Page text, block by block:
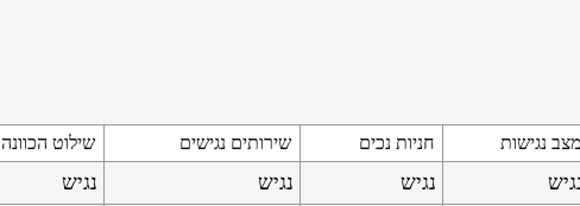
מצב נגישות חניות נכים שירותים נגישים שילוט הכוונה
נגיש נגיש
נגיש